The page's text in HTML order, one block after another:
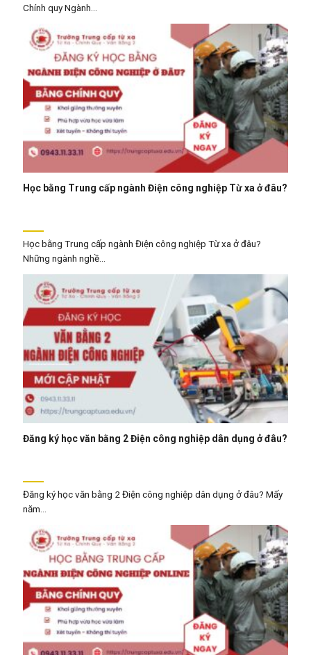
Chính quy Ngành...
Học bằng Trung cấp ngành Điện công nghiệp Từ xa ở đâu?
Học bằng Trung cấp ngành Điện công nghiệp Từ xa ở đâu?
Những ngành nghề...
Đăng ký học văn bằng 2 Điện công nghiệp dân dụng ở đâu?
Đăng ký học văn bằng 2 Điện công nghiệp dân dụng ở đâu? Mấy
năm...